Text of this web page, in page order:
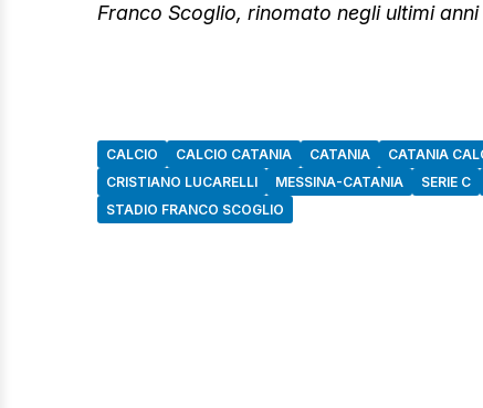
Franco Scoglio, rinomato negli ultimi
CALCIO CALCIO CATANIA CATANIA CATANIA
CRISTIANO LUCARELLI
MESSINA-CATANIA SERIE C
STADIO FRANCO SCOGLIO